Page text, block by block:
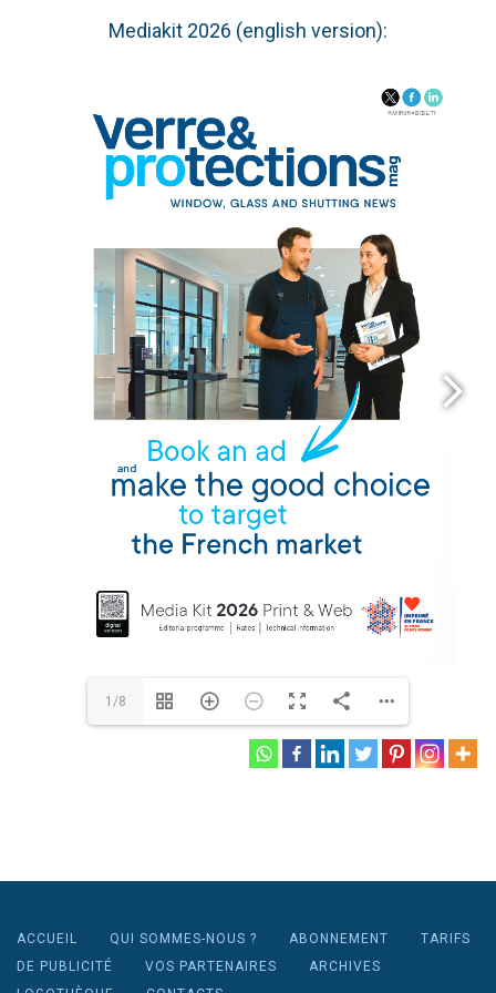
Mediakit 2026 (english version):
1/8
ACCUEIL QUI SOMMES-NOUS ? ABONNEMENT
TARIFS
DE PUBLICITÉ
VOS PARTENAIRES
ARCHIVES